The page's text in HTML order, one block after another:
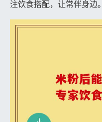
注饮食搭配，让常伴身边。